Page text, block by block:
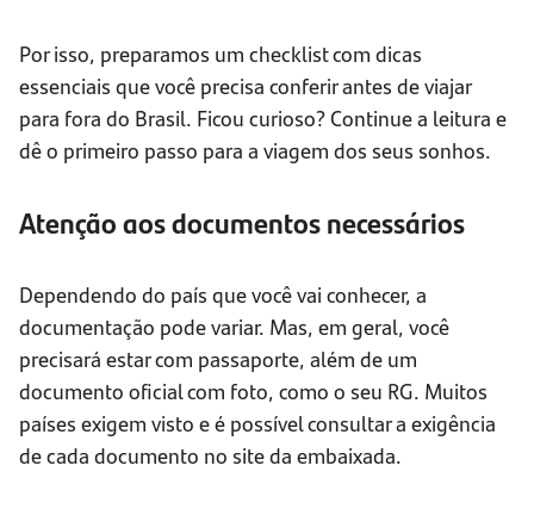
Por isso, preparamos um checklist com dicas
essenciais que você precisa conferir antes de viajar
para fora do Brasil. Ficou curioso? Continue a leitura e
dê o primeiro passo para a viagem dos seus sonhos.
Atenção aos documentos necessários
Dependendo do país que você vai conhecer, a
documentação pode variar. Mas, em geral, você
precisará estar com passaporte, além de um
documento oficial com foto, como o seu RG. Muitos
países exigem visto e é possível consultar a exigência
de cada documento no site da embaixada.